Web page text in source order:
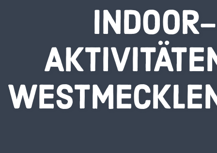
INDOOR-